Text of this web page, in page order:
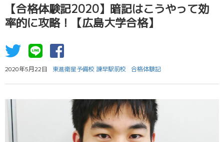
【合格体験記2020】暗記はこうやって効
率的に攻略！【広島大学合格】
2020年5月22日 東進衛星予備校 諫早駅前校 合格体験記